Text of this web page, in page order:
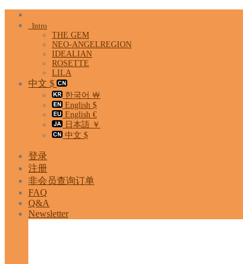
Skip
Intro
THE GEM
NEO-ANGELREGION
IDEALIAN
ROSETTE
LILA
中文 $
한국어 ￦
English $
English €
日本語 ￥
中文 $
登录
注册
非会员查询订单
FAQ
Q&A
Newsletter